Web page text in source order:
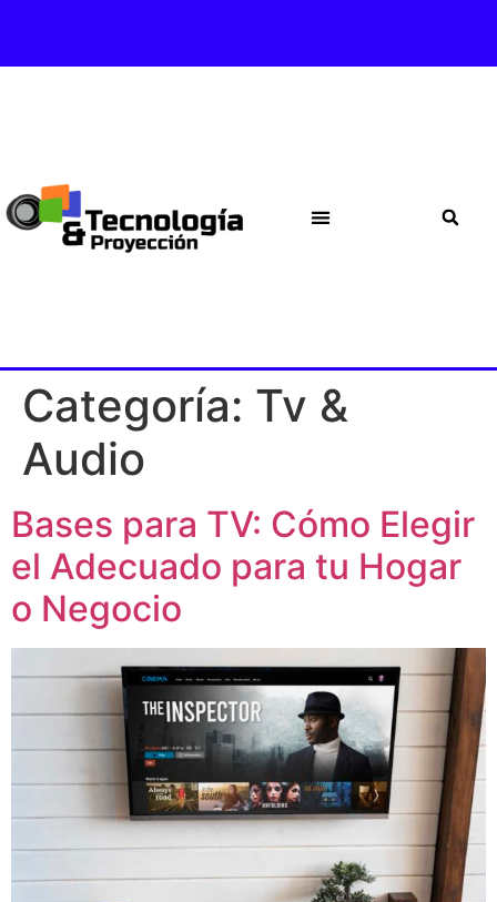
Categoría: Tv &
Audio
Bases para TV: Cómo Elegir
el Adecuado para tu Hogar
o Negocio